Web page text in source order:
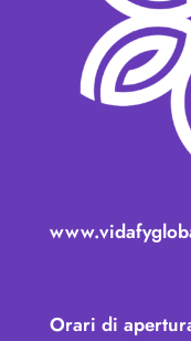
Orari di